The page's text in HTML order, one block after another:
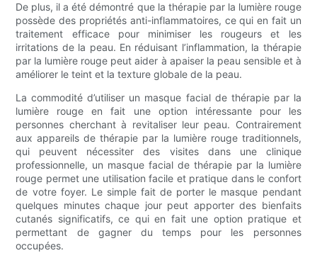
De plus, il a été démontré que la thérapie par la lumière rouge
possède des propriétés anti-inflammatoires, ce qui en fait un
traitement efficace pour minimiser les rougeurs et les
irritations de la peau. En réduisant l’inflammation, la thérapie
par la lumière rouge peut aider à apaiser la peau sensible et à
améliorer le teint et la texture globale de la peau.
La commodité d’utiliser un masque facial de thérapie par la
lumière rouge en fait une option intéressante pour les
personnes cherchant à revitaliser leur peau. Contrairement
aux appareils de thérapie par la lumière rouge traditionnels,
qui peuvent nécessiter des visites dans une clinique
professionnelle, un masque facial de thérapie par la lumière
rouge permet une utilisation facile et pratique dans le confort
de votre foyer. Le simple fait de porter le masque pendant
quelques minutes chaque jour peut apporter des bienfaits
cutanés significatifs, ce qui en fait une option pratique et
permettant de gagner du temps pour les personnes
occupées.